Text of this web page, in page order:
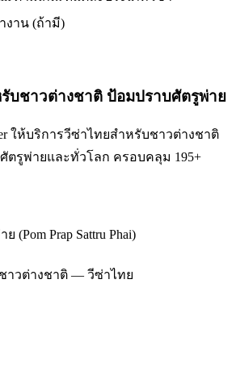
งาน (ถ้ามี)
บชาวต่างชาติ ป้อมปราบศัตรูพ่าย
ให้บริการวีซ่าไทยสำหรับชาวต่างชาติ
ตรูพ่ายและทั่วโลก ครอบคลุม 195+
(Pom Prap Sattru Phai)
าวต่างชาติ — วีซ่าไทย